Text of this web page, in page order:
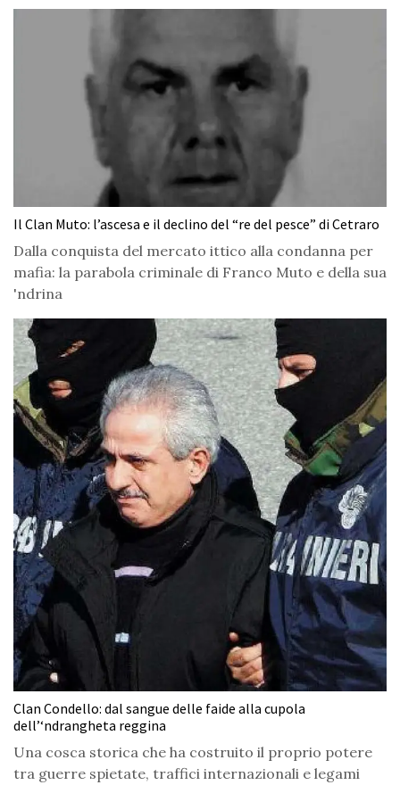
Il Clan Muto: l’ascesa e il declino del “re del pesce” di Cetraro
Dalla conquista del mercato ittico alla condanna per
mafia: la parabola criminale di Franco Muto e della sua
'ndrina
Clan Condello: dal sangue delle faide alla cupola
dell’‘ndrangheta reggina
Una cosca storica che ha costruito il proprio potere
tra guerre spietate, traffici internazionali e legami